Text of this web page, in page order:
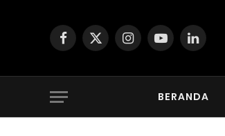
Facebook
X
InstagramYouTubeLinkedIn
BERANDA